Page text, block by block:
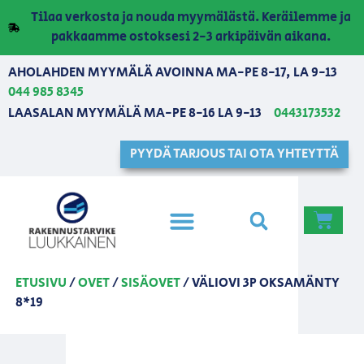
Tilaa verkosta ja nouda myymälästä. Keräilemme ja
pakkaamme ostoksesi 2-3 arkipäivän aikana.
AHOLAHDEN MYYMÄLÄ AVOINNA MA-PE 8-17, LA 9-13
044 985 8345
LAASALAN MYYMÄLÄ MA-PE 8-16 LA 9-13
0443173532
PYYDÄ TARJOUS TAI OTA YHTEYTTÄ
ETUSIVU/OVET/SISÄOVET/ VÄLIOVI 3P OKSAMÄNTY
8*19